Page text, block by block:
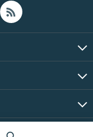
права защищены.